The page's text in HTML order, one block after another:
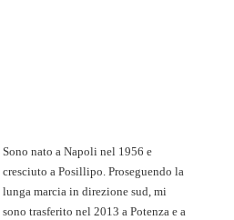
Sono nato a Napoli nel 1956 e
cresciuto a Posillipo. Proseguendo la
lunga marcia in direzione sud, mi
sono trasferito nel 2013 a Potenza e a